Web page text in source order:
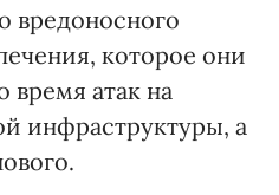
вредоносного
которое они
время атак на
инфраструктуры, а